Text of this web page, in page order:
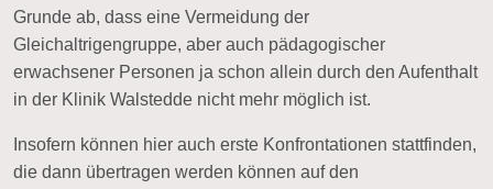
Grunde ab, dass eine Vermeidung der
Gleichaltrigengruppe, aber auch pädagogischer
erwachsener Personen ja schon allein durch den Aufenthalt
in der Klinik Walstedde nicht mehr möglich ist.
Insofern können hier auch erste Konfrontationen stattfinden,
die dann übertragen werden können auf den